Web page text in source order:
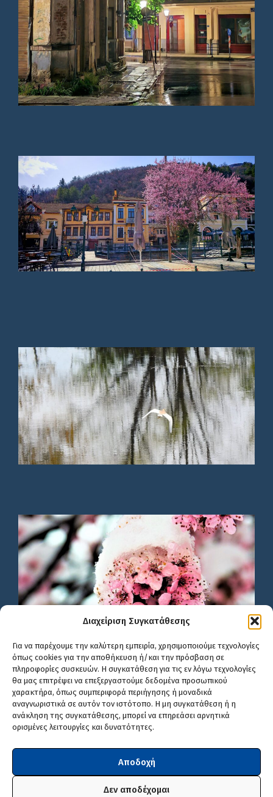
Διαχείριση Συγκατάθεσης
Για να παρέχουμε την καλύτερη εμπειρία, χρησιμοποιούμε τεχνολογίες
όπως cookies για την αποθήκευση ή/και την πρόσβαση σε
πληροφορίες συσκευών. Η συγκατάθεση για τις εν λόγω τεχνολογίες
θα μας επιτρέψει να επεξεργαστούμε δεδομένα προσωπικού
χαρακτήρα, όπως συμπεριφορά περιήγησης ή μοναδικά
αναγνωριστικά σε αυτόν τον ιστότοπο. Η μη συγκατάθεση ή η
ανάκληση της συγκατάθεσης, μπορεί να επηρεάσει αρνητικά
ορισμένες λειτουργίες και δυνατότητες.
Αποδοχή
Δεν αποδέχομαι